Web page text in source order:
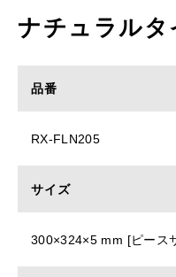
ナチュラル
品番
RX-FLN205
サイズ
300×324×5 mm [ピース